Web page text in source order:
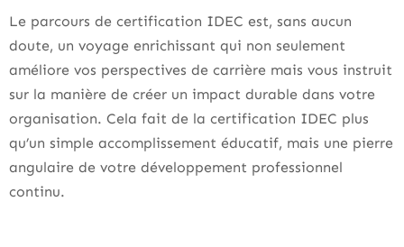
Le parcours de certification IDEC est, sans aucun
doute, un voyage enrichissant qui non seulement
améliore vos perspectives de carrière mais vous instruit
sur la manière de créer un impact durable dans votre
organisation. Cela fait de la certification IDEC plus
qu’un simple accomplissement éducatif, mais une pierre
angulaire de votre développement professionnel
continu.